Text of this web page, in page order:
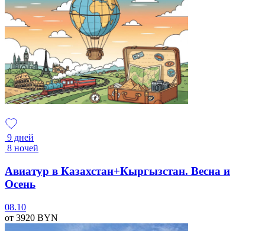
9 дней
8 ночей
Авиатур в Казахстан+Кыргызстан. Весна и
Осень
08.10
от 3920 BYN